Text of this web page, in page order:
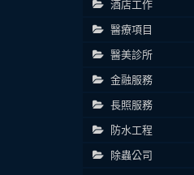
酒店工作
醫療項目
醫美診所
金融服務
長照服務
防水工程
除蟲公司